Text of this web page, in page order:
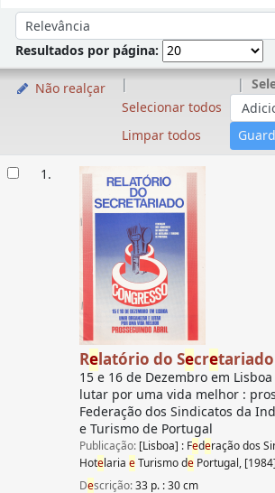
Ordenar por:
Resultados por página:
Não realçar
Selecionar todos
Limpar todos
1.
Relatório do Secretariado
15 e 16 de Dezembro em
lutar por uma vida melhor :
Federação dos Sindicatos da
e Turismo de Portugal
Publicação: [Lisboa] : Federação dos
Hotelaria eTurismo dePortugal, [1984]
Descrição:33 p. : 30 cm